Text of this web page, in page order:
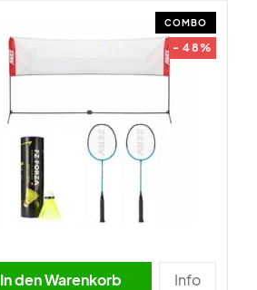
COMBO
- 48%
In den Warenkorb Info